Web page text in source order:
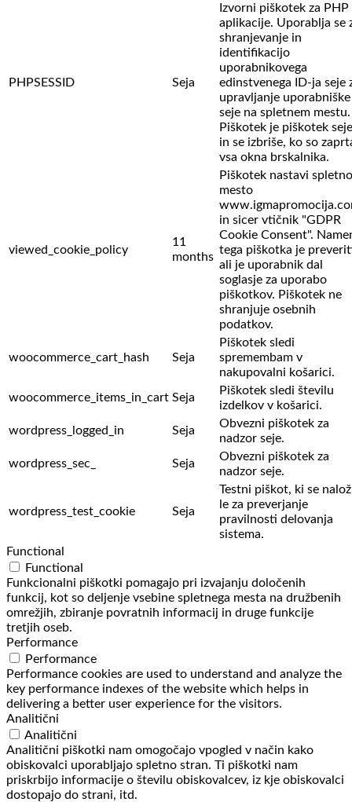
PHPSESSID Seja
Izvorni piškotek za PHP
aplikacije. Uporablja se
shranjevanje in
identifikacijo
uporabnikovega
edinstvenega ID-ja seje
upravljanje uporabniške
seje na spletnem mestu.
Piškotek je piškotek seje
in se izbriše, ko so
vsa okna brskalnika.
viewed_cookie_policy
11
months
Piškotek nastavi spletno
mesto
in sicer vtičnik "GDPR
Cookie Consent".
tega piškotka je
ali je uporabnik dal
soglasje za uporabo
piškotkov. Piškotek ne
shranjuje osebnih
podatkov.
woocommerce_cart_hash Seja
Piškotek sledi
spremembam v
nakupovalni košarici.
woocommerce_items_in_cart Seja
Piškotek sledi številu
izdelkov v košarici.
wordpress_logged_in
Seja
Obvezni piškotek za
nadzor seje.
wordpress_sec_
Seja
Obvezni piškotek za
nadzor seje.
wordpress_test_cookie Seja
Testni piškot, ki se
le za preverjanje
pravilnosti delovanja
sistema.
Functional
Functional
Funkcionalni piškotki pomagajo pri izvajanju določenih
funkcij, kot so deljenje vsebine spletnega mesta na družbenih
omrežjih, zbiranje povratnih informacij in druge funkcije
tretjih oseb.
Performance
Performance
Performance cookies are used to understand and analyze the
key performance indexes of the website which helps in
delivering a better user experience for the visitors.
Analitični
Analitični
Analitični piškotki nam omogočajo vpogled v način kako
obiskovalci uporabljajo spletno stran. Ti piškotki nam
priskrbijo informacije o številu obiskovalcev, iz kje obiskovalci
dostopajo do strani, itd.